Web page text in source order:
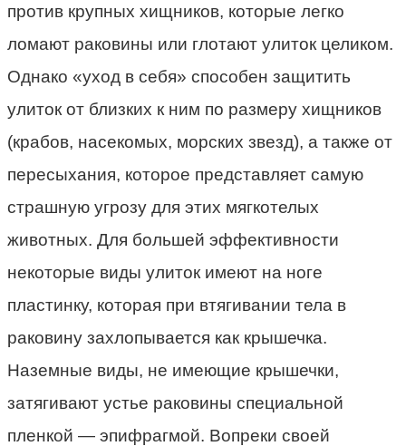
против крупных хищников, которые легко
ломают раковины или глотают улиток целиком.
Однако «уход в себя» способен защитить
улиток от близких к ним по размеру хищников
(крабов, насекомых, морских звезд), а также от
пересыхания, которое представляет самую
страшную угрозу для этих мягкотелых
животных. Для большей эффективности
некоторые виды улиток имеют на ноге
пластинку, которая при втягивании тела в
раковину захлопывается как крышечка.
Наземные виды, не имеющие крышечки,
затягивают устье раковины специальной
пленкой — эпифрагмой. Вопреки своей